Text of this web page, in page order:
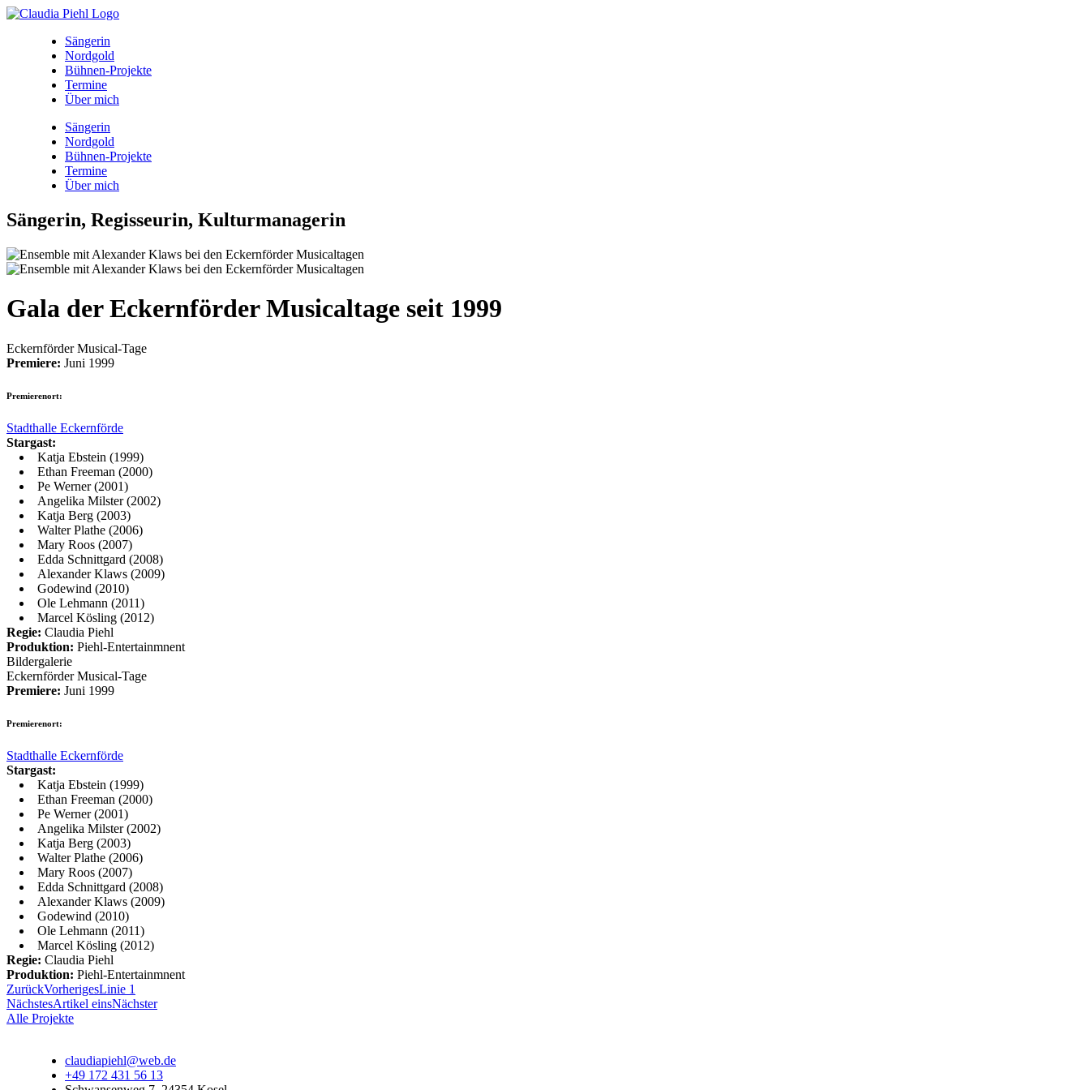
Sängerin
Nordgold
Bühnen-Projekte
Termine
Über mich
Sängerin
Nordgold
Bühnen-Projekte
Termine
Über mich
Sängerin, Regisseurin, Kulturmanagerin
Gala der Eckernförder Musicaltage seit 1999
Eckernförder Musical-Tage
Premiere: Juni 1999
Premierenort:
Stadthalle Eckernförde
Stargast:
Katja Ebstein (1999)
Ethan Freeman (2000)
Pe Werner (2001)
Angelika Milster (2002)
Katja Berg (2003)
Walter Plathe (2006)
Mary Roos (2007)
Edda Schnittgard (2008)
Alexander Klaws (2009)
Godewind (2010)
Ole Lehmann (2011)
Marcel Kösling (2012)
Regie: Claudia Piehl
Produktion: Piehl-Entertainmnent
Bildergalerie
Eckernförder Musical-Tage
Premiere: Juni 1999
Premierenort:
Stadthalle Eckernförde
Stargast:
Katja Ebstein (1999)
Ethan Freeman (2000)
Pe Werner (2001)
Angelika Milster (2002)
Katja Berg (2003)
Walter Plathe (2006)
Mary Roos (2007)
Edda Schnittgard (2008)
Alexander Klaws (2009)
Godewind (2010)
Ole Lehmann (2011)
Marcel Kösling (2012)
Regie: Claudia Piehl
Produktion: Piehl-Entertainmnent
ZurückVorherigesLinie 1
NächstesArtikel einsNächster
Alle Projekte
claudiapiehl@web.de
+49 172 431 56 13